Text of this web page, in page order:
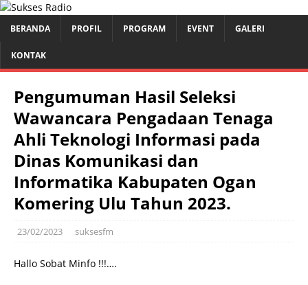
BERANDA PROFIL PROGRAM EVENT GALERI
KONTAK
Pengumuman Hasil Seleksi
Wawancara Pengadaan Tenaga
Ahli Teknologi Informasi pada
Dinas Komunikasi dan
Informatika Kabupaten Ogan
Komering Ulu Tahun 2023.
23/02/2023 suksesfm
Hallo Sobat Minfo !!!….